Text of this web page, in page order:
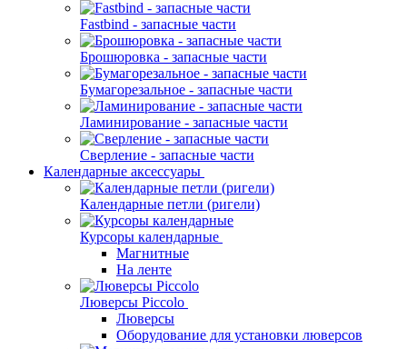
Fastbind - запасные части
Брошюровка - запасные части
Бумагорезальное - запасные части
Ламинирование - запасные части
Сверление - запасные части
Календарные аксессуары
Календарные петли (ригели)
Курсоры календарные
Магнитные
На ленте
Люверсы Piccolo
Люверсы
Оборудование для установки люверсов